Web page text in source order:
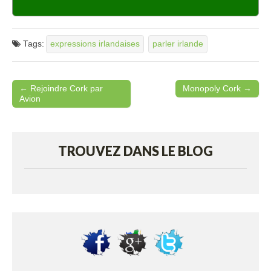
Tags: expressions irlandaises parler irlande
Post navigation
← Rejoindre Cork par
Avion
Monopoly Cork →
TROUVEZ DANS LE BLOG